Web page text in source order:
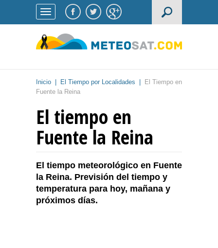
Inicio El Tiempo por Localidades
El Tiempo en
Fuente la Reina
El tiempo en
Fuente la Reina
El tiempo meteorológico en Fuente
la Reina. Previsión del tiempo y
temperatura para hoy, mañana y
próximos días.